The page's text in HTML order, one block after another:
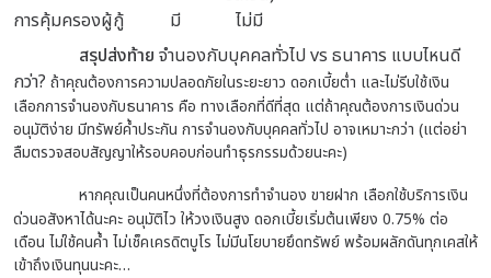
การคุ้มครองผู้กู้
มี
ไม่มี
สรุปส่งท้าย จำนองกับบุคคลทั่วไป vs ธนาคาร แบบไหนดี
กว่า? ถ้าคุณต้องการความปลอดภัยในระยะยาว ดอกเบี้ยต่ำ และไม่รีบใช้เงิน
เลือกการจำนองกับธนาคาร คือ ทางเลือกที่ดีที่สุด แต่ถ้าคุณต้องการเงินด่วน
อนุมัติง่าย มีทรัพย์ค้ำประกัน การจำนองกับบุคคลทั่วไป อาจเหมาะกว่า (แต่อย่า
ลืมตรวจสอบสัญญาให้รอบคอบก่อนทำธุรกรรมด้วยนะคะ)
หากคุณเป็นคนหนึ่งที่ต้องการทำจำนอง ขายฝาก เลือกใช้บริการเงิน
ด่วนอสังหาได้นะคะ อนุมัติไว ให้วงเงินสูง ดอกเบี้ยเริ่มต้นเพียง 0.75% ต่อ
เดือน ไม่ใช้คนค้ำ ไม่เช็คเครดิตบูโร ไม่มีนโยบายยึดทรัพย์ พร้อมผลักดันทุกเคสให้
เข้าถึงเงินทุนนะคะ…